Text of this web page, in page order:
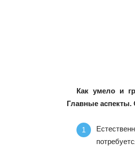
Как умело и
Главные аспекты.